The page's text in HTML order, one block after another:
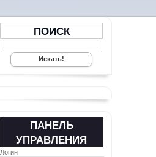
ПОИСК
ПАНЕЛЬ
УПРАВЛЕНИЯ
Логин